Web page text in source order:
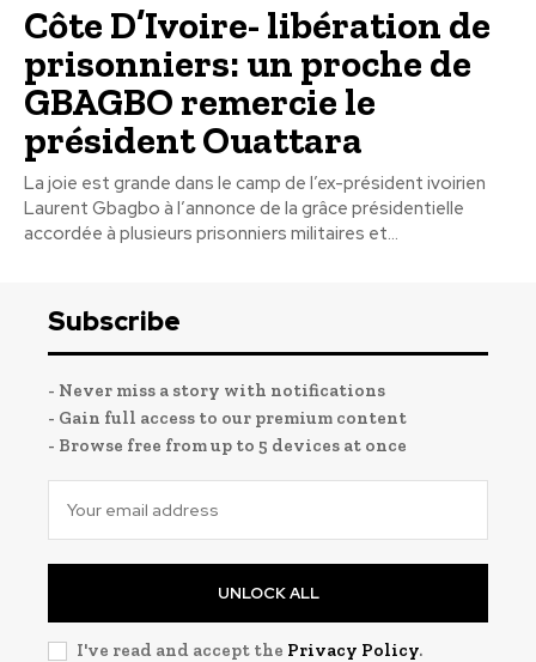
Côte D’Ivoire- libération de
prisonniers: un proche de
GBAGBO remercie le
président Ouattara
La joie est grande dans le camp de l’ex-président ivoirien
Laurent Gbagbo à l’annonce de la grâce présidentielle
accordée à plusieurs prisonniers militaires et...
Subscribe
- Never miss a story with notifications
- Gain full access to our premium content
- Browse free from up to 5 devices at once
UNLOCK ALL
I've read and accept the Privacy Policy.